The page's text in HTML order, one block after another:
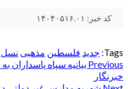
کد خبر: ۱۴۰۴۰۵۱۶.۰۱
Tags: جدید فلسطین مذهبی
Post
Previous بیانیه سپاه پاسداران
خبرنگار